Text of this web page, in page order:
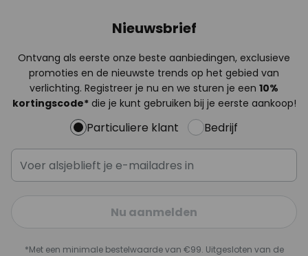
Nieuwsbrief
Ontvang als eerste onze beste aanbiedingen, exclusieve
promoties en de nieuwste trends op het gebied van
verlichting. Registreer je nu en we sturen je een 10%
kortingscode*die je kunt gebruiken bij je eerste aankoop!
Particuliere klant Bedrijf
Nu aanmelden
*Met een minimale bestelwaarde van €99. Uitgesloten van de